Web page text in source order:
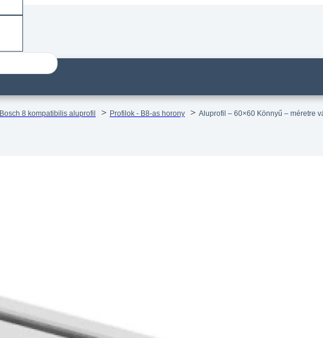
Bosch 8 kompatibilis aluprofil Profilok - B8-as horony Aluprofil – 60×60 Könnyű – méretre
Kérdése van termékkel kapcsolatban?